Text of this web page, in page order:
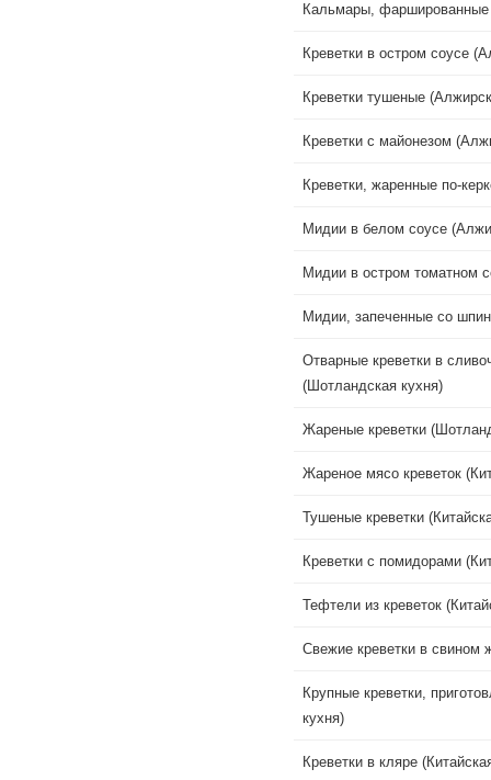
Кальмары, фаршированные
Креветки в остром соусе
Креветки тушеные
Креветки с майонезом
Креветки, жаренные по-
Мидии в белом соусе
Мидии в остром томатном
Мидии, запеченные со
Отварные креветки в
(Шотландская кухня)
Жареные креветки
Жареное мясо креветок
Тушеные креветки
Креветки с помидорами
Тефтели из креветок
Свежие креветки в свином
Крупные креветки,
кухня)
Креветки в кляре